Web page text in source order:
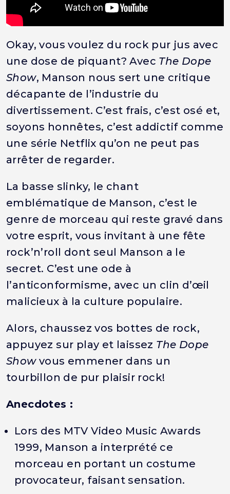
Okay, vous voulez du rock pur jus avec
une dose de piquant? Avec The Dope
Show, Manson nous sert une critique
décapante de l’industrie du
divertissement. C’est frais, c’est osé et,
soyons honnêtes, c’est addictif comme
une série Netflix qu’on ne peut pas
arrêter de regarder.
La basse slinky, le chant
emblématique de Manson, c’est le
genre de morceau qui reste gravé dans
votre esprit, vous invitant à une fête
rock’n’roll dont seul Manson a le
secret. C’est une ode à
l’anticonformisme, avec un clin d’œil
malicieux à la culture populaire.
Alors, chaussez vos bottes de rock,
appuyez sur play et laissez The Dope
Showvous emmener dans un
tourbillon de pur plaisir rock!
Anecdotes :
Lors des MTV Video Music Awards
1999, Manson a interprété ce
morceau en portant un costume
provocateur, faisant sensation.